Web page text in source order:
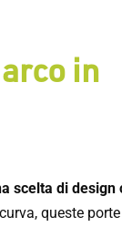
in
scelta di design
queste